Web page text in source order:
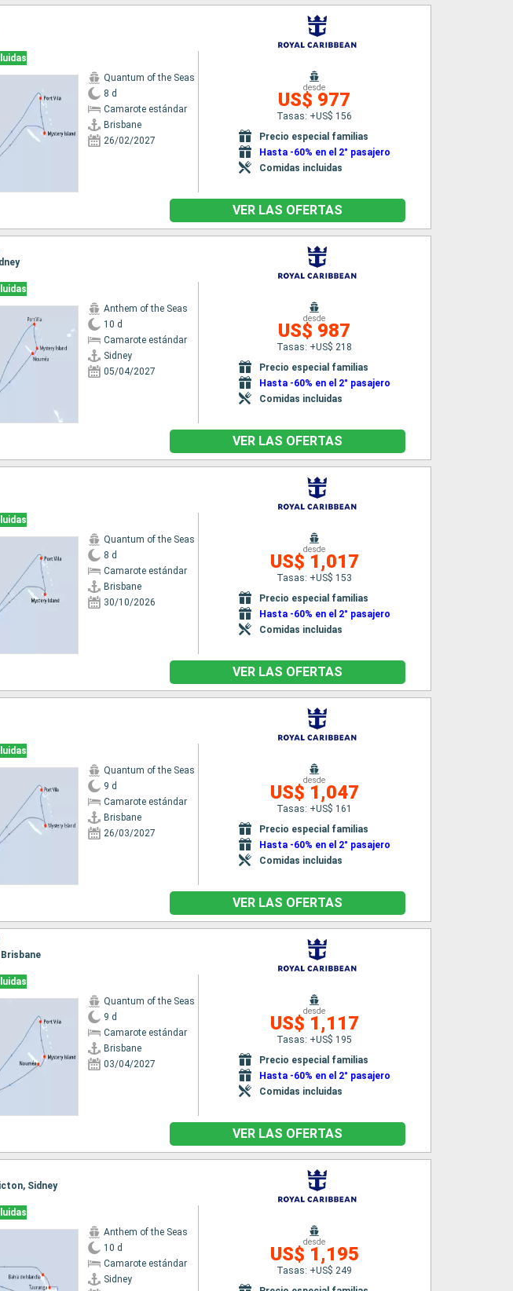
Quantum of the Seas
8 d
Camarote estándar
Brisbane
26/02/2027
desde
US$ 977
Tasas: +US$ 156
Precio especial familias
Hasta -60% en el 2° pasajero
Comidas incluidas
VER LAS OFERTAS
Anthem of the Seas
10 d
Camarote estándar
Sidney
05/04/2027
desde
US$ 987
Tasas: +US$ 218
Precio especial familias
Hasta -60% en el 2° pasajero
Comidas incluidas
VER LAS OFERTAS
Quantum of the Seas
8 d
Camarote estándar
Brisbane
30/10/2026
desde
US$ 1,017
Tasas: +US$ 153
Precio especial familias
Hasta -60% en el 2° pasajero
Comidas incluidas
VER LAS OFERTAS
Quantum of the Seas
9 d
Camarote estándar
Brisbane
26/03/2027
desde
US$ 1,047
Tasas: +US$ 161
Precio especial familias
Hasta -60% en el 2° pasajero
Comidas incluidas
VER LAS OFERTAS
Quantum of the Seas
9 d
Camarote estándar
Brisbane
03/04/2027
desde
US$ 1,117
Tasas: +US$ 195
Precio especial familias
Hasta -60% en el 2° pasajero
Comidas incluidas
VER LAS OFERTAS
Sidney
Anthem of the Seas
10 d
Camarote estándar
Sidney
desde
US$ 1,195
Tasas: +US$ 249